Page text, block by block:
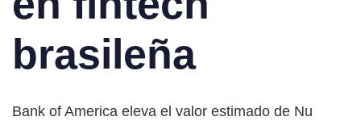
brasileña
Bank of America eleva el valor estimado de Nu